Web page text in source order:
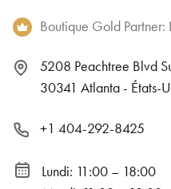
Boutique Gold Partner:
5208 Peachtree Blvd
30341 Atlanta - États-
+1 404-292-8425
Lundi: 11:00 – 18:00